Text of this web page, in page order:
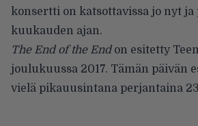
konsertti on katsottavissa jo nyt ja
kuukauden ajan.
The End of the Endon esitetty
joulukuussa 2017. Tämän päivän
vielä pikauusintana perjantaina